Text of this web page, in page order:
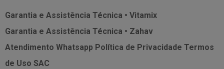
Garantia e Assistência Técnica • Vitamix
Garantia e Assistência Técnica • Zahav
Atendimento Whatsapp Política de Privacidade Termos
de Uso SAC